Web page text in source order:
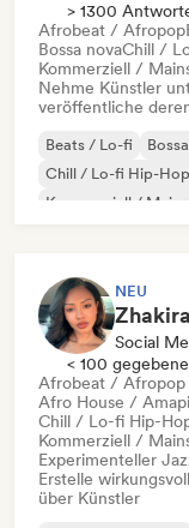
> 1300
Afrobeat / Afropop
Bossa novaChill /
Kommerziell /
Nehme Künstler
veröffentliche
Beats / Lo-fi
Chill / Lo-fi Hip-Hop
Kommerziell /
NEU
Social
< 100
Afrobeat / Afropop
Afro House /
Chill / Lo-fi Hip-
Kommerziell /
Experimenteller
Erstelle
über Künstler